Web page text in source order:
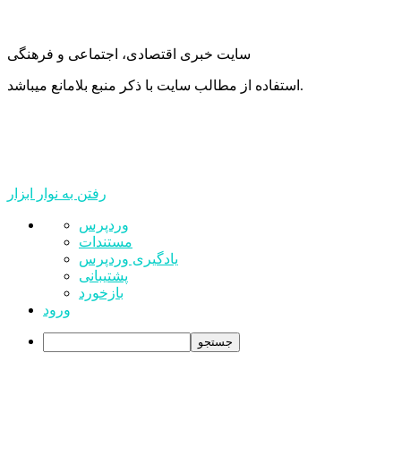
سایت خبری اقتصادی، اجتماعی و فرهنگی
استفاده از مطالب سایت با ذکر منبع بلامانع میباشد.
رفتن به نوار ابزار
درباره
وردپرس
وردپرس
مستندات
یادگیری وردپرس
پشتیبانی
بازخورد
ورود
جستجو